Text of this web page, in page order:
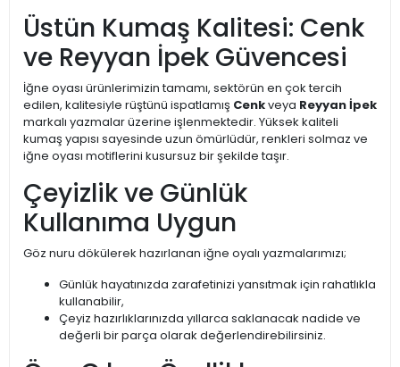
Üstün Kumaş Kalitesi: Cenk
ve Reyyan İpek Güvencesi
İğne oyası ürünlerimizin tamamı, sektörün en çok tercih
edilen, kalitesiyle rüştünü ispatlamış Cenkveya Reyyan İpek
markalı yazmalar üzerine işlenmektedir. Yüksek kaliteli
kumaş yapısı sayesinde uzun ömürlüdür, renkleri solmaz ve
iğne oyası motiflerini kusursuz bir şekilde taşır.
Çeyizlik ve Günlük
Kullanıma Uygun
Göz nuru dökülerek hazırlanan iğne oyalı yazmalarımızı;
Günlük hayatınızda zarafetinizi yansıtmak için rahatlıkla
kullanabilir,
Çeyiz hazırlıklarınızda yıllarca saklanacak nadide ve
değerli bir parça olarak değerlendirebilirsiniz.